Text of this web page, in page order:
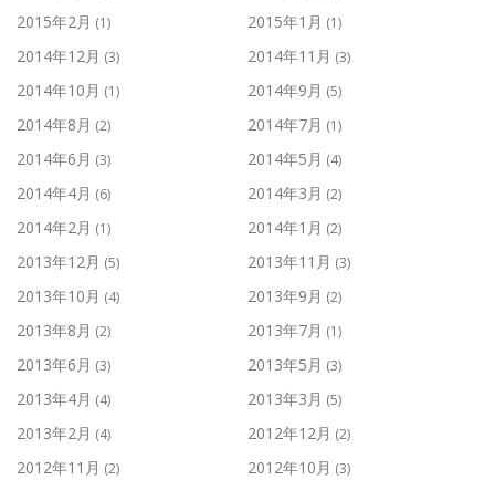
2015年2月 (1) 2015年1月 (1)
2014年12月 (3) 2014年11月 (3)
2014年10月 (1) 2014年9月 (5)
2014年8月 (2) 2014年7月 (1)
2014年6月 (3) 2014年5月 (4)
2014年4月 (6) 2014年3月 (2)
2014年2月 (1) 2014年1月 (2)
2013年12月 (5) 2013年11月 (3)
2013年10月 (4) 2013年9月 (2)
2013年8月 (2) 2013年7月 (1)
2013年6月 (3) 2013年5月 (3)
2013年4月 (4) 2013年3月 (5)
2013年2月 (4) 2012年12月 (2)
2012年11月 (2) 2012年10月 (3)